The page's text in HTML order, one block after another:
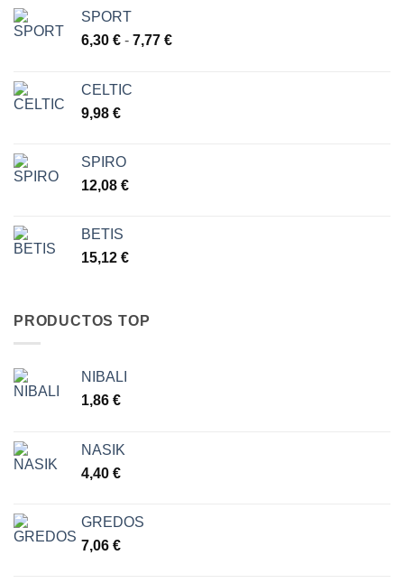
SPORT
6,30 € - 7,77 €Rango
CELTIC
9,98 €
SPIRO
12,08 €
BETIS
15,12 €
PRODUCTOS TOP
NIBALI
1,86 €
NASIK
4,40 €
GREDOS
7,06 €